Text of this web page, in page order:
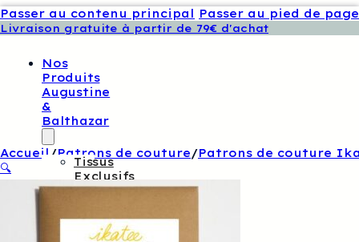
Passer au contenu principal Passer au pied de page
Livraison gratuite à partir de 79€ d'achat
Nos
Produits
Augustine
&
Balthazar
Tissus
Exclusifs
Augustine
Balthazar
Patrons
Accueil /Patrons de couture/Patrons de couture
🔍